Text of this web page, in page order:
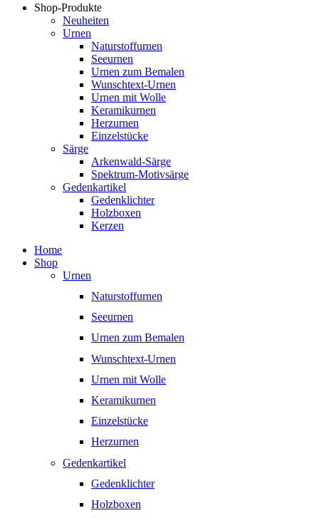
Shop-Produkte
Neuheiten
Urnen
Naturstoffurnen
Seeurnen
Urnen zum Bemalen
Wunschtext-Urnen
Urnen mit Wolle
Keramikurnen
Herzurnen
Einzelstücke
Särge
Arkenwald-Särge
Spektrum-Motivsärge
Gedenkartikel
Gedenklichter
Holzboxen
Kerzen
Home
Shop
Urnen
Naturstoffurnen
Seeurnen
Urnen zum Bemalen
Wunschtext-Urnen
Urnen mit Wolle
Keramikurnen
Einzelstücke
Herzurnen
Gedenkartikel
Gedenklichter
Holzboxen